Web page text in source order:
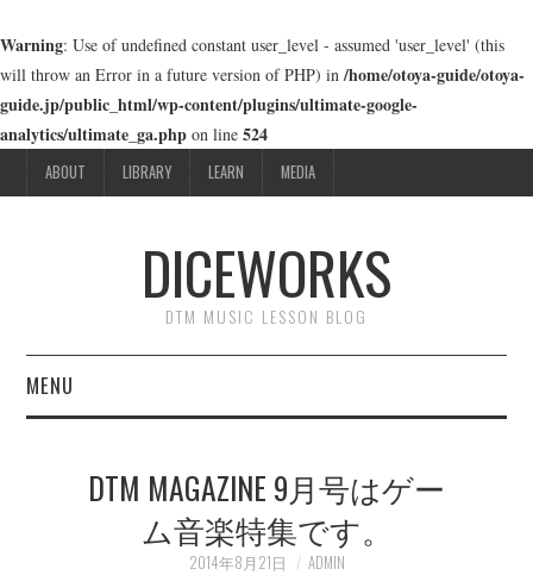
Warning: Use of undefined constant user_level - assumed 'user_level' (this
will throw an Error in a future version of PHP) in/home/otoya-guide/otoya-
guide.jp/public_html/wp-content/plugins/ultimate-google-
analytics/ultimate_ga.php on line 524
ABOUT LIBRARY LEARN MEDIA
DICEWORKS
DTM MUSIC LESSON BLOG
MENU
LIBRARY
DTM MAGAZINE 9月号はゲー
ム音楽特集です。
2014年8月21日 ADMIN